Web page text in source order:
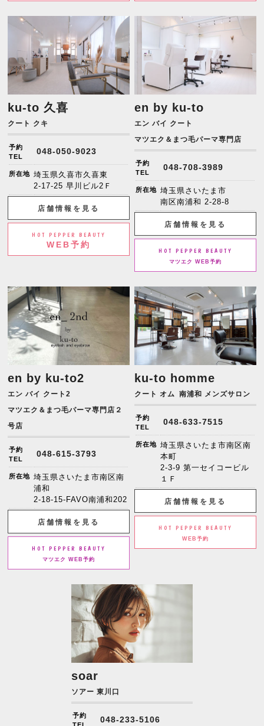
ku-to 久喜
クート クキ
予約
TEL
048-050-9023
所在地 埼玉県久喜市久喜東
2-17-25 早川ビル2Ｆ
店舗情報を見る
HOT PEPPER BEAUTY
WEB予約
en by ku-to
エン バイ クート
マツエク＆まつ毛パーマ専門店
予約
TEL
048-708-3989
所在地 埼玉県さいたま市
南区南浦和 2-28-8
店舗情報を見る
HOT PEPPER BEAUTY
マツエク WEB予約
en by ku-to2
エン バイ クート2
マツエク＆まつ毛パーマ専門店２
号店
予約
TEL
048-615-3793
所在地 埼玉県さいたま市南区南
浦和
2-18-15-FAVO南浦和202
店舗情報を見る
HOT PEPPER BEAUTY
マツエク WEB予約
ku-to homme
クート オム 南浦和 メンズサロン
予約
TEL
048-633-7515
所在地 埼玉県さいたま市南区南
本町
2-3-9 第一セイコービル
１Ｆ
店舗情報を見る
HOT PEPPER BEAUTY
WEB予約
soar
ソアー 東川口
予約
TEL
048-233-5106